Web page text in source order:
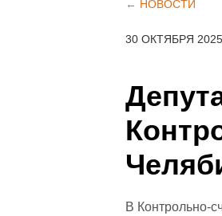
← НОВОСТИ
30 ОКТЯБРЯ
В Контрольно-